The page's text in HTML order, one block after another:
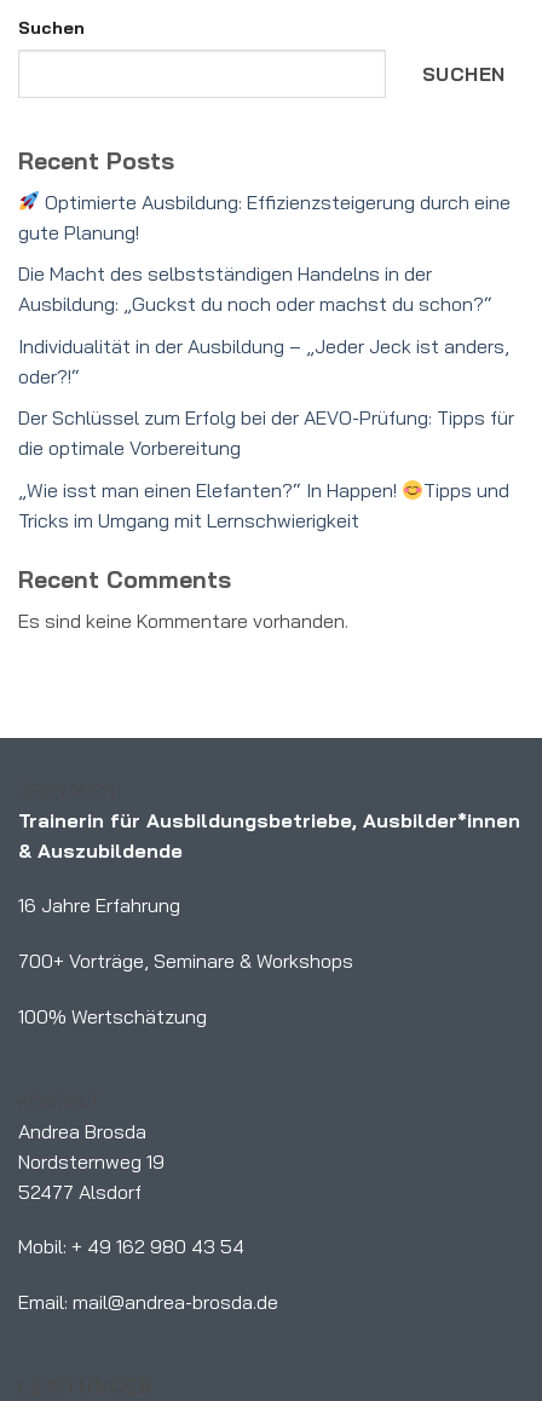
Suchen
SUCHEN
Recent Posts
Optimierte Ausbildung: Effizienzsteigerung durch eine
gute Planung!
Die Macht des selbstständigen Handelns in der
Ausbildung: „Guckst du noch oder machst du schon?“
Individualität in der Ausbildung – „Jeder Jeck ist anders,
oder?!“
Der Schlüssel zum Erfolg bei der AEVO-Prüfung: Tipps für
die optimale Vorbereitung
„Wie isst man einen Elefanten?“ In Happen!
Tipps und
Tricks im Umgang mit Lernschwierigkeit
Recent Comments
Es sind keine Kommentare vorhanden.
Trainerin für Ausbildungsbetriebe, Ausbilder*innen
& Auszubildende
16 Jahre Erfahrung
700+ Vorträge, Seminare & Workshops
100% Wertschätzung
Andrea Brosda
Nordsternweg 19
52477 Alsdorf
Mobil: + 49 162 980 43 54
Email: mail@andrea-brosda.de